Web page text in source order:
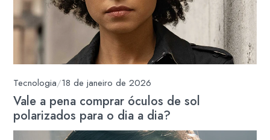
Tecnologia/18 de janeiro de 2026
Vale a pena comprar óculos de sol
polarizados para o dia a dia?